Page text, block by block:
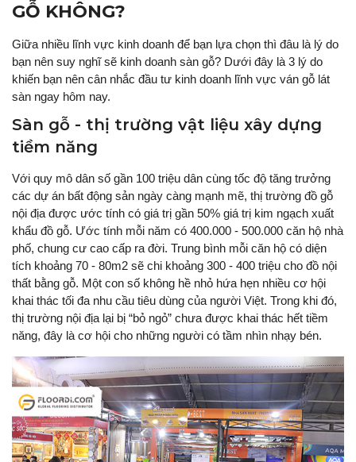
GỖ KHÔNG?
Giữa nhiều lĩnh vực kinh doanh để bạn lựa chọn thì đâu là lý do
bạn nên suy nghĩ sẽ kinh doanh sàn gỗ? Dưới đây là 3 lý do
khiến bạn nên cân nhắc đầu tư kinh doanh lĩnh vực ván gỗ lát
sàn ngay hôm nay.
Sàn gỗ - thị trường vật liệu xây dựng
tiềm năng
Với quy mô dân số gần 100 triệu dân cùng tốc độ tăng trưởng
các dự án bất động sản ngày càng mạnh mẽ, thị trường đồ gỗ
nội địa được ước tính có giá trị gần 50% giá trị kim ngạch xuất
khẩu đồ gỗ. Ước tính mỗi năm có 400.000 - 500.000 căn hộ nhà
phố, chung cư cao cấp ra đời. Trung bình mỗi căn hộ có diện
tích khoảng 70 - 80m2 sẽ chi khoảng 300 - 400 triệu cho đồ nội
thất bằng gỗ. Một con số không hề nhỏ hứa hẹn nhiều cơ hội
khai thác tối đa nhu cầu tiêu dùng của người Việt. Trong khi đó,
thị trường nội địa lại bị “bỏ ngỏ” chưa được khai thác hết tiềm
năng, đây là cơ hội cho những người có tầm nhìn nhạy bén.